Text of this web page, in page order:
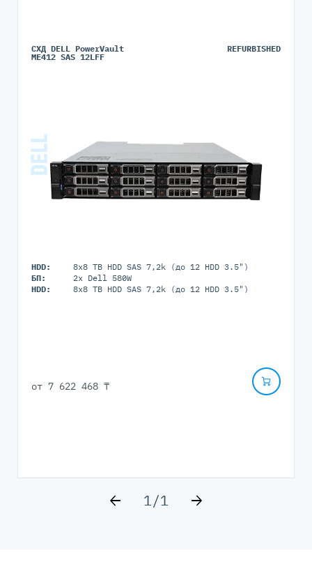
СХД DELL PowerVault
ME412 SAS 12LFF
REFURBISHED
HDD:
8x8 TB HDD SAS 7,2k (до 12 HDD 3.5")
БП:
2x Dell 580W
HDD:
8x8 TB HDD SAS 7,2k (до 12 HDD 3.5")
от 7 622 468 ₸
1/1